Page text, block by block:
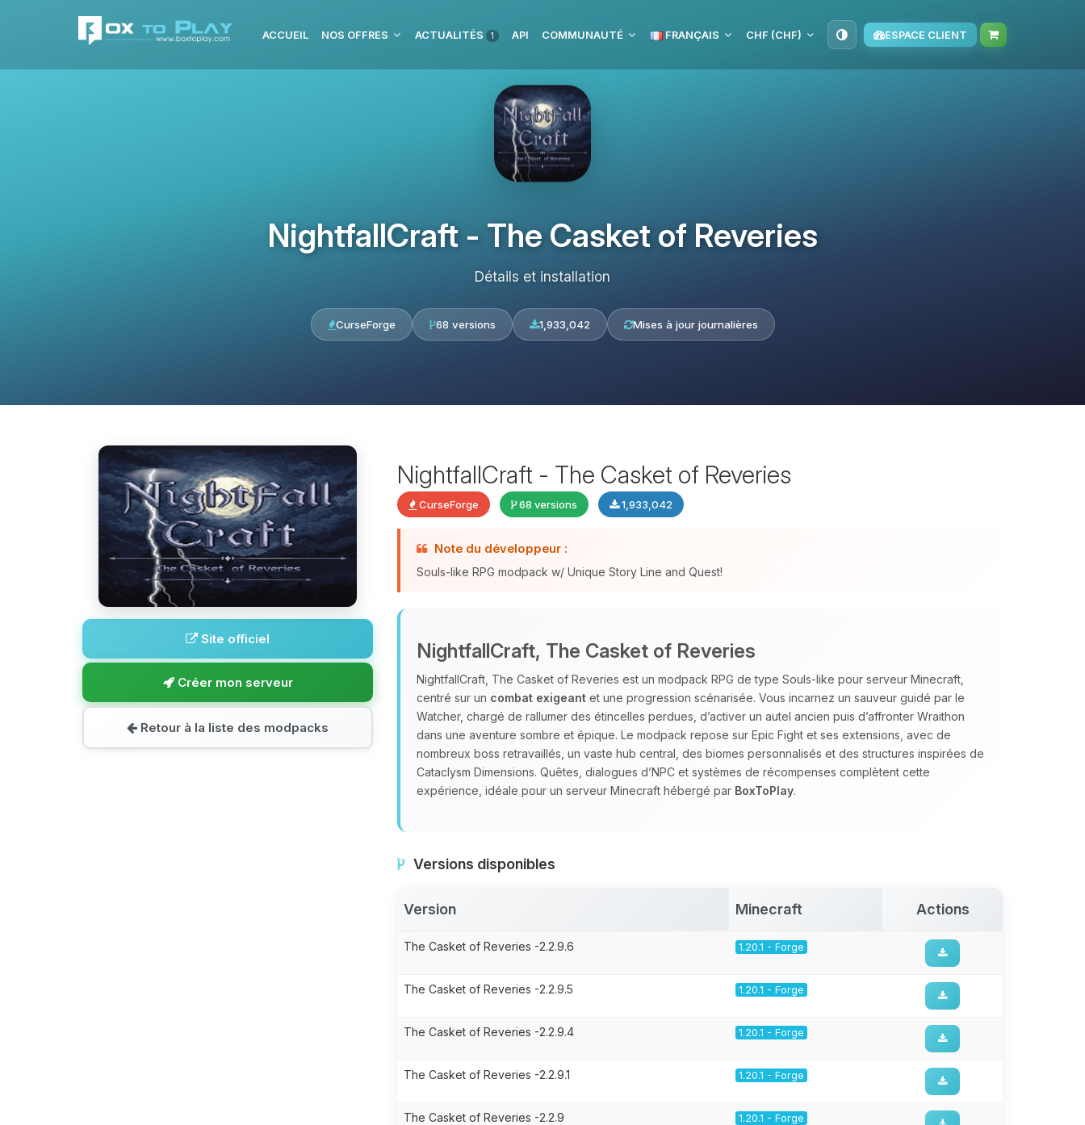
ACCUEIL NOS OFFRES ACTUALITÉS 1 API COMMUNAUTÉ FRANÇAIS CHF (CHF) ESPACE CLIENT
NightfallCraft - The Casket of Reveries
Détails et installation
CurseForge 68 versions 1,933,042 Mises à jour journalières
Site officiel
Créer mon serveur
Retour à la liste des modpacks
NightfallCraft - The Casket of Reveries
CurseForge 68 versions 1,933,042
Note du développeur :
Souls-like RPG modpack w/ Unique Story Line and Quest!
NightfallCraft, The Casket of Reveries
NightfallCraft, The Casket of Reveries est un modpack RPG de type Souls‑like pour serveur Minecraft,
centré sur un combat exigeant et une progression scénarisée. Vous incarnez un sauveur guidé par le
Watcher, chargé de rallumer des étincelles perdues, d’activer un autel ancien puis d’affronter Wraithon
dans une aventure sombre et épique. Le modpack repose sur Epic Fight et ses extensions, avec de
nombreux boss retravaillés, un vaste hub central, des biomes personnalisés et des structures inspirées de
Cataclysm Dimensions. Quêtes, dialogues d’NPC et systèmes de récompenses complètent cette
expérience, idéale pour un serveur Minecraft hébergé par BoxToPlay.
Versions disponibles
Version Minecraft Actions
The Casket of Reveries -2.2.9.6 1.20.1 - Forge
The Casket of Reveries -2.2.9.5 1.20.1 - Forge
The Casket of Reveries -2.2.9.4 1.20.1 - Forge
The Casket of Reveries -2.2.9.1 1.20.1 - Forge
The Casket of Reveries -2.2.9 1.20.1 - Forge